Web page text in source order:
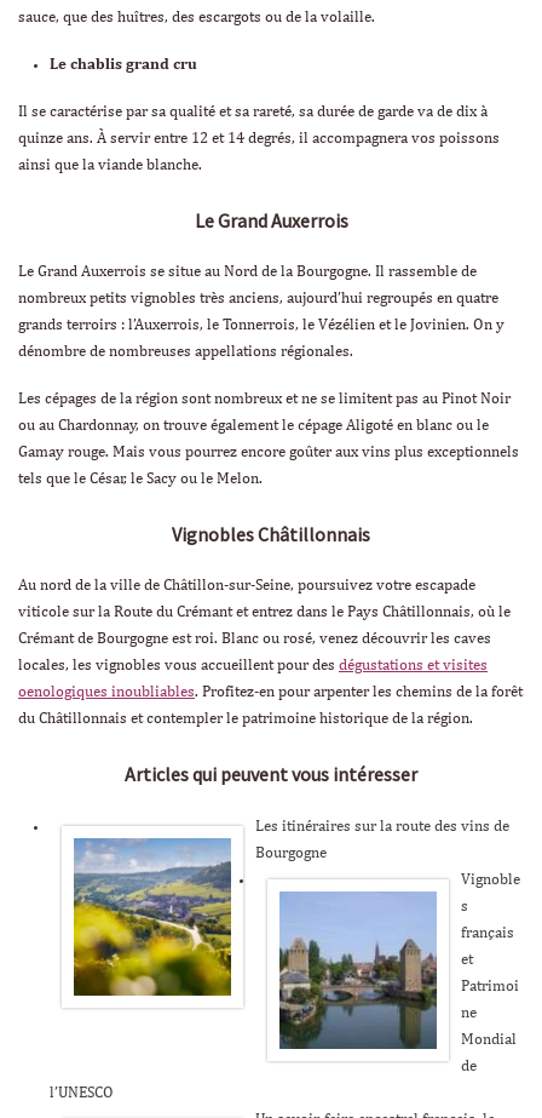
sauce, que des huîtres, des escargots ou de la volaille.
Le chablis grand cru
Il se caractérise par sa qualité et sa rareté, sa durée de garde va de dix à
quinze ans. À servir entre 12 et 14 degrés, il accompagnera vos poissons
ainsi que la viande blanche.
Le Grand Auxerrois
Le Grand Auxerrois se situe au Nord de la Bourgogne. Il rassemble de
nombreux petits vignobles très anciens, aujourd’hui regroupés en quatre
grands terroirs : l’Auxerrois, le Tonnerrois, le Vézélien et le Jovinien. On y
dénombre de nombreuses appellations régionales.
Les cépages de la région sont nombreux et ne se limitent pas au Pinot Noir
ou au Chardonnay, on trouve également le cépage Aligoté en blanc ou le
Gamay rouge. Mais vous pourrez encore goûter aux vins plus exceptionnels
tels que le César, le Sacy ou le Melon.
Vignobles Châtillonnais
Au nord de la ville de Châtillon-sur-Seine, poursuivez votre escapade
viticole sur la Route du Crémant et entrez dans le Pays Châtillonnais, où le
Crémant de Bourgogne est roi. Blanc ou rosé, venez découvrir les caves
locales, les vignobles vous accueillent pour des dégustations et visites
oenologiques inoubliables. Profitez-en pour arpenter les chemins de la forêt
du Châtillonnais et contempler le patrimoine historique de la région.
Articles qui peuvent vous intéresser
Les itinéraires sur la route des vins de
Bourgogne
Vignoble
s
français
et
Patrimoi
ne
Mondial
de
l’UNESCO